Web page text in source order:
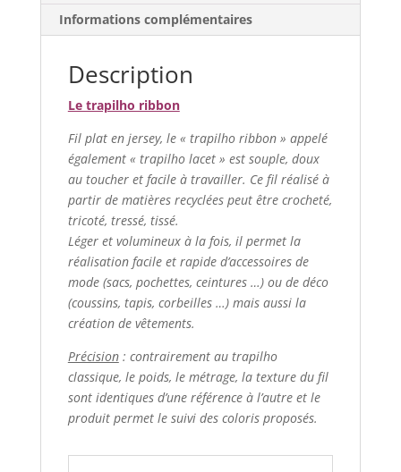
Informations complémentaires
Description
Le trapilho ribbon
Fil plat en jersey, le « trapilho ribbon » appelé
également « trapilho lacet » est souple, doux
au toucher et facile à travailler. Ce fil réalisé à
partir de matières recyclées peut être crocheté,
tricoté, tressé, tissé.
Léger et volumineux à la fois, il permet la
réalisation facile et rapide d’accessoires de
mode (sacs, pochettes, ceintures …) ou de déco
(coussins, tapis, corbeilles …) mais aussi la
création de vêtements.
Précision: contrairement au trapilho
classique, le poids, le métrage, la texture du fil
sont identiques d’une référence à l’autre et le
produit permet le suivi des coloris proposés.